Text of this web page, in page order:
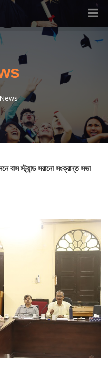
News
বাস স্ট্যান্ড সরানো সংক্রান্ত সভা